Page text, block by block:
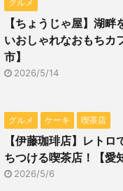
グルメ
【ちょうじゃ屋】湖
いおしゃれなおもちカ
市】
2026/5/14
グルメ ケーキ 喫茶店
【伊藤珈琲店】レト
ちつける喫茶店！【愛
2026/5/6